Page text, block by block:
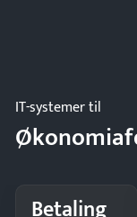
IT-systemer til
Betaling